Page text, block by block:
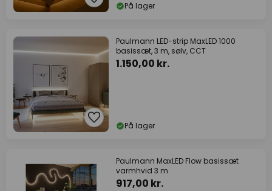
På lager
Paulmann LED-strip MaxLED 1000
basissæt, 3 m, sølv, CCT
1.150,00 kr.
På lager
Paulmann MaxLED Flow basissæt
varmhvid 3 m
917,00 kr.